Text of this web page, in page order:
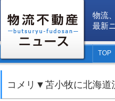
物流
最新
TOP
コメリ▼苫小牧に北海道